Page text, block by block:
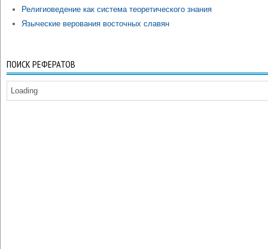
Религиоведение как система теоретического знания
Языческие верования восточных славян
ПОИСК РЕФЕРАТОВ
Loading